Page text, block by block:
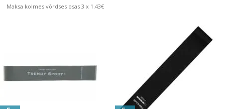
Maksa kolmes võrdses osas 3 x 1.43€